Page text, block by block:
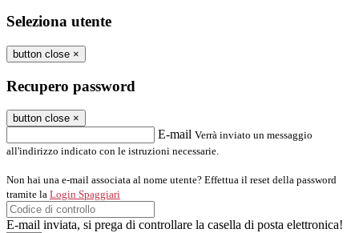
Seleziona utente
button close ×
Recupero password
button close ×
E-mail Verrà inviato un messaggio
all'indirizzo indicato con le istruzioni necessarie.
Non hai una e-mail associata al nome utente? Effettua il reset della password
tramite la Login Spaggiari
E-mail inviata, si prega di controllare la casella di posta elettronica!